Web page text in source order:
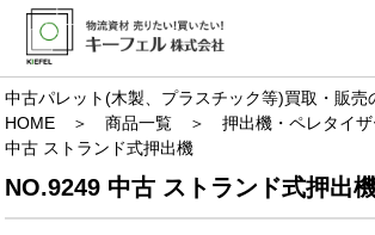
中古パレット(木製、プラスチック等)買取・販売
HOME ＞商品一覧 ＞押出機・ペレタイザ
中古 ストランド式押出機
NO.9249 中古 ストランド式押出